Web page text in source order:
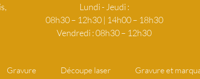
Lundi - Jeudi :
08h30 – 12h30 | 14h00 – 18h30
Vendredi : 08h30 – 12h30
Gravure Découpe laser Gravure et